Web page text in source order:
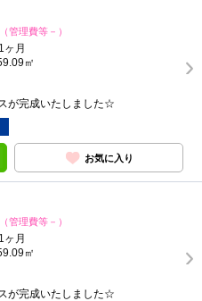
（管理費等－）
ヶ月
㎡
が完成いたしました☆
お気に入り
（管理費等－）
ヶ月
㎡
が完成いたしました☆